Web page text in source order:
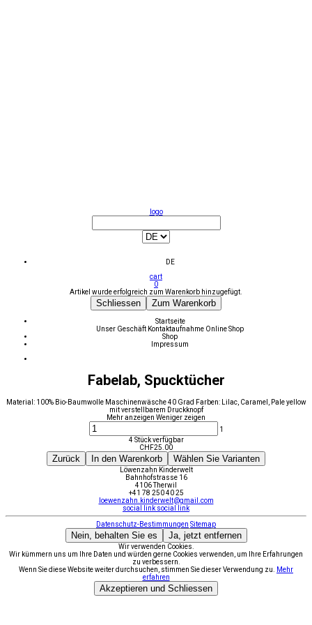
logo
DE
cart
0
Artikel wurde erfolgreich zum Warenkorb hinzugefügt.
Schliessen Zum Warenkorb
Startseite
Unser Geschäft Kontaktaufnahme Online Shop
Shop
Impressum
Fabelab, Spucktücher
Material: 100% Bio-Baumwolle Maschinenwäsche 40 Grad Farben: Lilac, Caramel, Pale yellow
mit verstellbarem Druckknopf
Mehr anzeigen Weniger zeigen
1
4 Stück verfügbar
CHF25.00
Zurück In den Warenkorb Wählen Sie Varianten
Löwenzahn Kinderwelt
Bahnhofstrasse 16
4106 Therwil
+41 78 250 40 25
loewenzahn.kinderwelt@gmail.com
social link social link
Datenschutz-Bestimmungen Sitemap
Nein, behalten Sie es Ja, jetzt entfernen
Wir verwenden Cookies.
Wir kümmern uns um Ihre Daten und würden gerne Cookies verwenden, um Ihre Erfahrungen
zu verbessern.
Wenn Sie diese Website weiter durchsuchen, stimmen Sie dieser Verwendung zu.
Mehr
erfahren
Akzeptieren und Schliessen